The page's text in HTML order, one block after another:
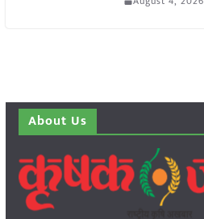
About Us